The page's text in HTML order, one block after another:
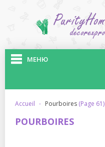
МЕНЮ
accueil · pourboires (Page 61)
POURBOIRES